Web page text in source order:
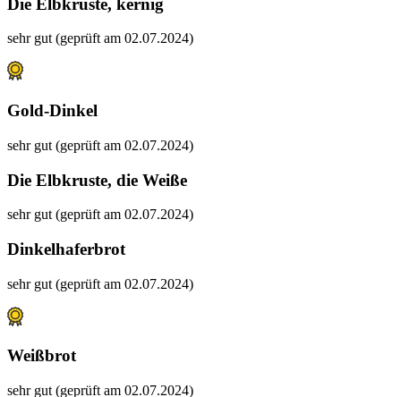
sehr gut (geprüft am 02.07.2024)
Gold-Dinkel
sehr gut (geprüft am 02.07.2024)
Die Elbkruste, die Weiße
sehr gut (geprüft am 02.07.2024)
Dinkelhaferbrot
sehr gut (geprüft am 02.07.2024)
Weißbrot
sehr gut (geprüft am 02.07.2024)